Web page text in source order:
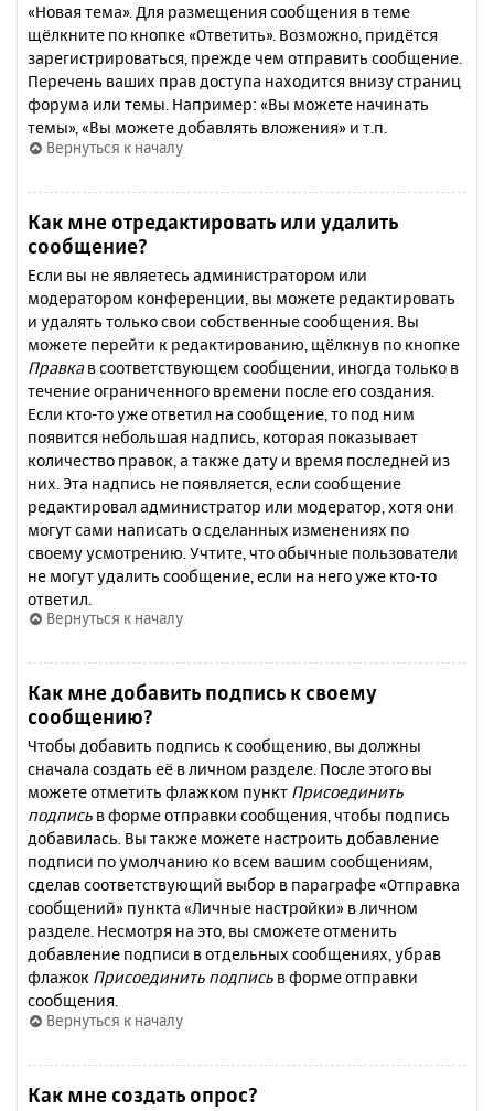
«Новая тема». Для размещения сообщения в теме
щёлкните по кнопке «Ответить». Возможно, придётся
зарегистрироваться, прежде чем отправить сообщение.
Перечень ваших прав доступа находится внизу страниц
форума или темы. Например: «Вы можете начинать
темы», «Вы можете добавлять вложения» и т.п.
Вернуться к началу
Как мне отредактировать или удалить
сообщение?
Если вы не являетесь администратором или
модератором конференции, вы можете редактировать
и удалять только свои собственные сообщения. Вы
можете перейти к редактированию, щёлкнув по кнопке
Правкав соответствующем сообщении, иногда только в
течение ограниченного времени после его создания.
Если кто-то уже ответил на сообщение, то под ним
появится небольшая надпись, которая показывает
количество правок, а также дату и время последней из
них. Эта надпись не появляется, если сообщение
редактировал администратор или модератор, хотя они
могут сами написать о сделанных изменениях по
своему усмотрению. Учтите, что обычные пользователи
не могут удалить сообщение, если на него уже кто-то
ответил.
Вернуться к началу
Как мне добавить подпись к своему
сообщению?
Чтобы добавить подпись к сообщению, вы должны
сначала создать её в личном разделе. После этого вы
можете отметить флажком пункт Присоединить
подпись в форме отправки сообщения, чтобы подпись
добавилась. Вы также можете настроить добавление
подписи по умолчанию ко всем вашим сообщениям,
сделав соответствующий выбор в параграфе «Отправка
сообщений» пункта «Личные настройки» в личном
разделе. Несмотря на это, вы сможете отменить
добавление подписи в отдельных сообщениях, убрав
флажок Присоединить подпись в форме отправки
сообщения.
Вернуться к началу
Как мне создать опрос?